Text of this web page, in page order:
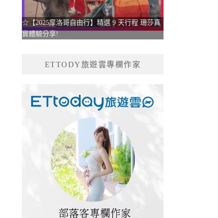
☆【2025摩洛哥自由行】精選 9 天行程 珊莎真
實體驗分享!
ETTODY旅遊雲專欄作家